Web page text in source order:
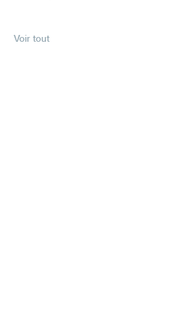
Voir tout